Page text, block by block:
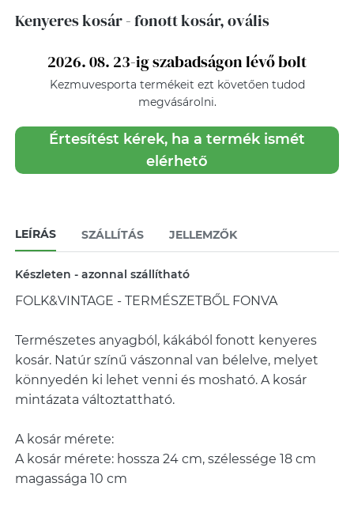
Kenyeres kosár - fonott kosár, ovális
2026. 08. 23-ig szabadságon lévő bolt
Kezmuvesporta termékeit ezt követően tudod
megvásárolni.
Értesítést kérek, ha a termék ismét
elérhető
LEÍRÁS SZÁLLÍTÁS JELLEMZŐK
Készleten - azonnal szállítható
FOLK&VINTAGE - TERMÉSZETBŐL FONVA
Természetes anyagból, kákából fonott kenyeres
kosár. Natúr színű vászonnal van bélelve, melyet
könnyedén ki lehet venni és mosható. A kosár
mintázata változtattható.
A kosár mérete:
A kosár mérete: hossza 24 cm, szélessége 18 cm
magassága 10 cm